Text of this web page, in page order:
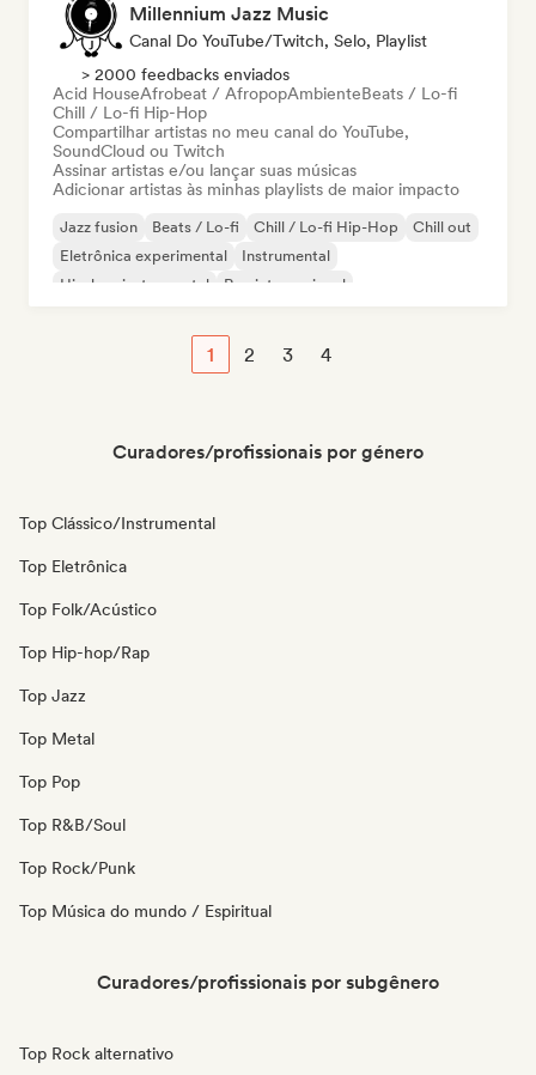
Millennium Jazz Music
Canal Do YouTube/Twitch, Selo, Playlist
> 2000 feedbacks enviados
Acid HouseAfrobeat / AfropopAmbienteBeats / Lo-fi
Chill / Lo-fi Hip-Hop
Compartilhar artistas no meu canal do YouTube,
SoundCloud ou Twitch
Assinar artistas e/ou lançar suas músicas
Adicionar artistas às minhas playlists de maior impacto
Jazz fusion Beats / Lo-fi Chill / Lo-fi Hip-Hop
Chill out
Eletrônica experimental
Instrumental
Hip-hop instrumental
Rap internacional
1 2 3 4
Curadores/profissionais por género
Top Clássico/Instrumental
Top Eletrônica
Top Folk/Acústico
Top Hip-hop/Rap
Top Jazz
Top Metal
Top Pop
Top R&B/Soul
Top Rock/Punk
Top Música do mundo / Espiritual
Curadores/profissionais por subgênero
Top Rock alternativo